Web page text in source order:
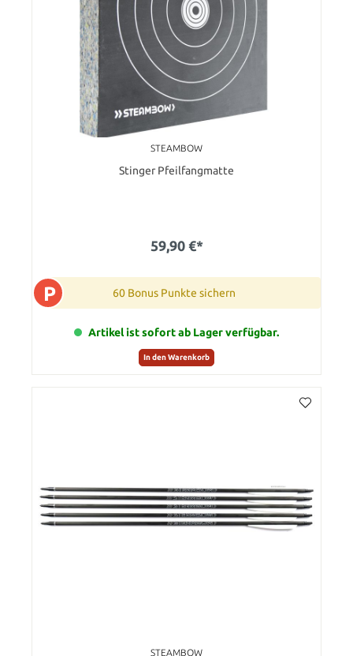
STEAMBOW
Stinger Pfeilfangmatte
59,90 €*
P 60 Bonus Punkte sichern
Artikel ist sofort ab Lager verfügbar.
In den Warenkorb
STEAMBOW